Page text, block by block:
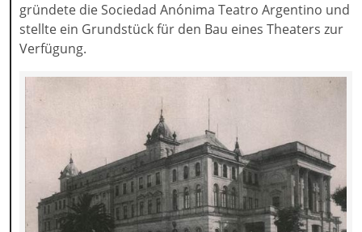
gründete die Sociedad Anónima Teatro Argentino und
stellte ein Grundstück für den Bau eines Theaters zur
Verfügung.